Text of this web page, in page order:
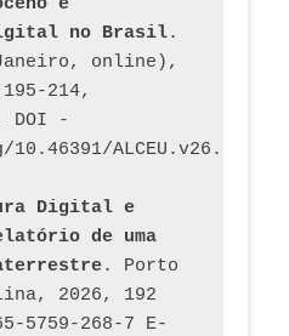
no Brasil.
online),
214,
DOI -
Digital e
de uma
. Porto
2026, 192
5759-268-7 E-